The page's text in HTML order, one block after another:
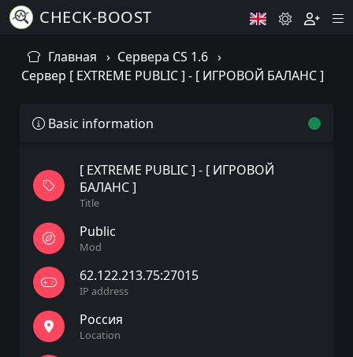
CHECK-BOOST
Главная
Сервера CS 1.6
Сервер [ EXTREME PUBLIC ] - [ ИГРОВОЙ БАЛАНС ]
Basic information
[ EXTREME PUBLIC ] - [ ИГРОВОЙ
БАЛАНС ]
Title
Public
Mod
62.122.213.75:27015
IP address
Россия
Location